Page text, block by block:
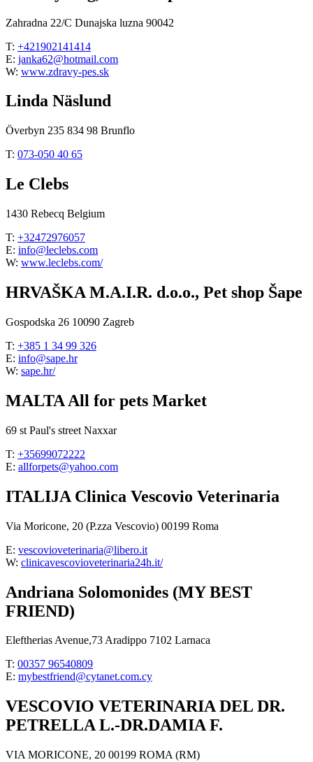
Zahradna 22/C Dunajska luzna 90042
T: +421902141414
E: janka62@hotmail.com
W: www.zdravy-pes.sk
Linda Näslund
Överbyn 235 834 98 Brunflo
T: 073-050 40 65
Le Clebs
1430 Rebecq Belgium
T: +32472976057
E: info@leclebs.com
W: www.leclebs.com/
HRVAŠKA M.A.I.R. d.o.o., Pet shop Šape
Gospodska 26 10090 Zagreb
T: +385 1 34 99 326
E: info@sape.hr
W: sape.hr/
MALTA All for pets Market
69 st Paul's street Naxxar
T: +35699072222
E: allforpets@yahoo.com
ITALIJA Clinica Vescovio Veterinaria
Via Moricone, 20 (P.zza Vescovio) 00199 Roma
E: vescovioveterinaria@libero.it
W: clinicavescovioveterinaria24h.it/
Andriana Solomonides (MY BEST
FRIEND)
Eleftherias Avenue,73 Aradippo 7102 Larnaca
T: 00357 96540809
E: mybestfriend@cytanet.com.cy
VESCOVIO VETERINARIA DEL DR.
PETRELLA L.-DR.DAMIA F.
VIA MORICONE, 20 00199 ROMA (RM)